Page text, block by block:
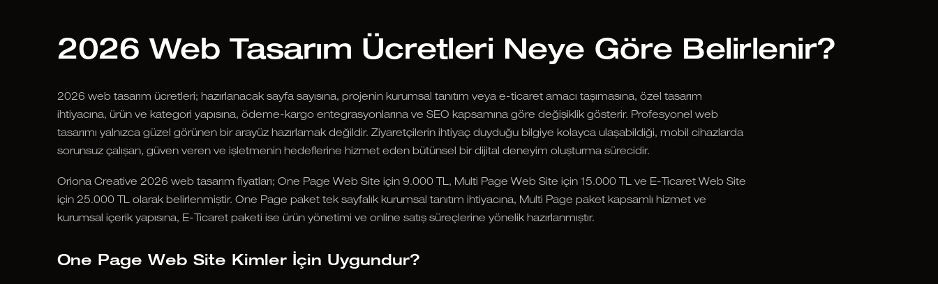
2026 Web Tasarım Ücretleri Neye Göre Belirlenir?
2026 web tasarım ücretleri; hazırlanacak sayfa sayısına, projenin kurumsal tanıtım veya e-ticaret amacı taşımasına, özel tasarım
ihtiyacına, ürün ve kategori yapısına, ödeme-kargo entegrasyonlarına ve SEO kapsamına göre değişiklik gösterir. Profesyonel web
tasarımı yalnızca güzel görünen bir arayüz hazırlamak değildir. Ziyaretçilerin ihtiyaç duyduğu bilgiye kolayca ulaşabildiği, mobil cihazlarda
sorunsuz çalışan, güven veren ve işletmenin hedeflerine hizmet eden bütünsel bir dijital deneyim oluşturma sürecidir.
Oriona Creative 2026 web tasarım fiyatları; One Page Web Site için 9.000 TL, Multi Page Web Site için 15.000 TL ve E-Ticaret Web Site
için 25.000 TL olarak belirlenmiştir. One Page paket tek sayfalık kurumsal tanıtım ihtiyacına, Multi Page paket kapsamlı hizmet ve
kurumsal içerik yapısına, E-Ticaret paketi ise ürün yönetimi ve online satış süreçlerine yönelik hazırlanmıştır.
One Page Web Site Kimler İçin Uygundur?